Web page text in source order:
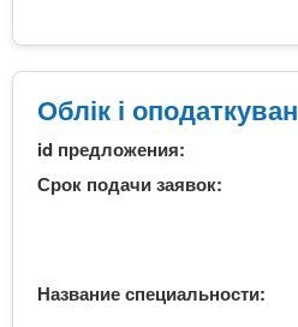
а
т
и
9
л
і
к
і
о
п
т
к
Облік і
id предложения:
Срок подачи заявок:
Название специальности: